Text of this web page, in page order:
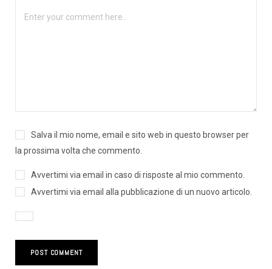
Salva il mio nome, email e sito web in questo browser per
la prossima volta che commento.
Avvertimi via email in caso di risposte al mio commento.
Avvertimi via email alla pubblicazione di un nuovo articolo.